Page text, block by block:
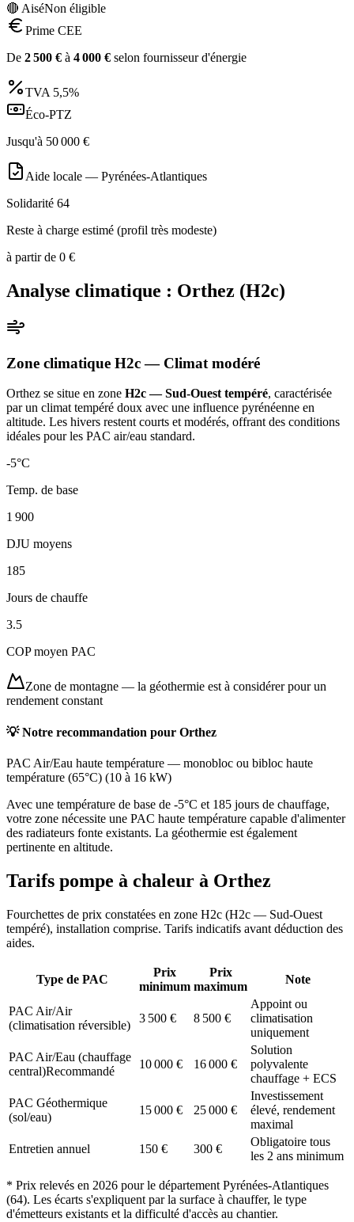
🔴 AiséNon éligible
Prime CEE
De 2 500 € à 4 000 € selon fournisseur d'énergie
TVA 5,5%
Éco-PTZ
Jusqu'à 50 000 €
Aide locale — Pyrénées-Atlantiques
Solidarité 64
Reste à charge estimé (profil très modeste)
à partir de 0 €
Analyse climatique : Orthez (H2c)
Zone climatique H2c— Climat modéré
Orthez se situe en zone H2c — Sud-Ouest tempéré, caractérisée
par un climat tempéré doux avec une influence pyrénéenne en
altitude. Les hivers restent courts et modérés, offrant des conditions
idéales pour les PAC air/eau standard.
-5°C
Temp. de base
1 900
DJU moyens
185
Jours de chauffe
3.5
COP moyen PAC
Zone de montagne — la géothermie est à considérer pour un
rendement constant
💡 Notre recommandation pour Orthez
PAC Air/Eau haute température — monobloc ou bibloc haute
température (65°C) (10 à 16 kW)
Avec une température de base de -5°C et 185 jours de chauffage,
votre zone nécessite une PAC haute température capable d'alimenter
des radiateurs fonte existants. La géothermie est également
pertinente en altitude.
Tarifs pompe à chaleur à Orthez
Fourchettes de prix constatées en zone H2c (H2c — Sud-Ouest
tempéré), installation comprise. Tarifs indicatifs avant déduction des
aides.
Type de PAC
Prix
minimum
Prix
maximum
Note
PAC Air/Air
(climatisation réversible)
3 500 € 8 500 €
Appoint ou
climatisation
uniquement
PAC Air/Eau (chauffage
central)Recommandé
10 000 € 16 000 €
Solution
polyvalente
chauffage + ECS
PAC Géothermique
(sol/eau)
15 000 € 25 000 €
Investissement
élevé, rendement
maximal
Entretien annuel
150 € 300 €
Obligatoire tous
les 2 ans minimum
* Prix relevés en 2026 pour le département Pyrénées-Atlantiques
(64). Les écarts s'expliquent par la surface à chauffer, le type
d'émetteurs existants et la difficulté d'accès au chantier.